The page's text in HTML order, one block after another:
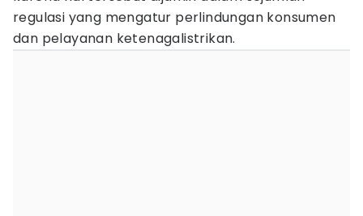
regulasi yang mengatur perlindungan konsumen
dan pelayanan ketenagalistrikan.